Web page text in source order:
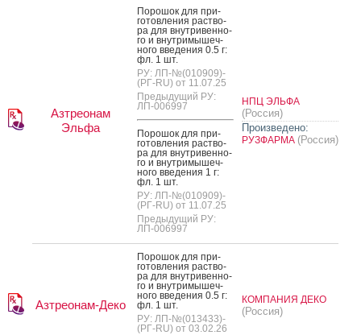
Азтреонам
Эльфа
По­рошок для при­
готов­ле­ния рас­тво­
ра для внут­ри­вен­но­
го и внут­ри­мышеч­
но­го вве­дения 0.5 г:
фл. 1 шт.
РУ: ЛП-№(010909)-
(РГ-RU) от 11.07.25
Предыдущий РУ:
ЛП-006997
По­рошок для при­
готов­ле­ния рас­тво­
ра для внут­ри­вен­но­
го и внут­ри­мышеч­
но­го вве­дения 1 г:
фл. 1 шт.
РУ: ЛП-№(010909)-
(РГ-RU) от 11.07.25
Предыдущий РУ:
ЛП-006997
НПЦ ЭЛЬФА
(Россия)
Произведено:
РУЗФАРМА (Россия)
Азтреонам-Деко
По­рошок для при­
готов­ле­ния рас­тво­
ра для внут­ри­вен­но­
го и внут­ри­мышеч­
но­го вве­дения 0.5 г:
фл. 1 шт.
РУ: ЛП-№(013433)-
(РГ-RU) от 03.02.26
КОМПАНИЯ ДЕКО
(Россия)